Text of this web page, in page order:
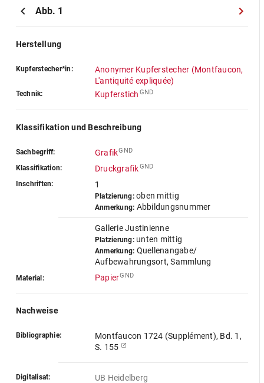
Abb. 1
Herstellung
Kupferstecher*in:
Anonymer Kupferstecher (Montfaucon,
L'antiquité expliquée)
Technik: Kupferstich GND
Klassifikation und Beschreibung
Sachbegriff: GrafikGND
Klassifikation: DruckgrafikGND
Inschriften: 1
Platzierung:oben mittig
Anmerkung: Abbildungsnummer
Gallerie Justinienne
Platzierung:unten mittig
Anmerkung: Quellenangabe/
Aufbewahrungsort, Sammlung
Material: PapierGND
Nachweise
Bibliographie:
Montfaucon 1724 (Supplément), Bd. 1,
S. 155
Digitalisat: UB Heidelberg